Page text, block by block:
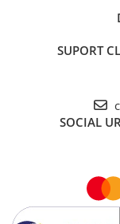
SUPORT
SOCIAL